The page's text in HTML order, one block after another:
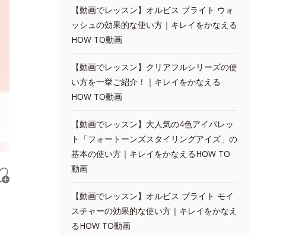
【動画でレッスン】オルビス ブライト ウォ
ッシュの効果的な使い方｜キレイをかなえる
HOW TO動画
【動画でレッスン】クリアフルシリーズの使
い方を一挙ご紹介！｜キレイをかなえる
HOW TO動画
【動画でレッスン】大人気の4色アイパレッ
ト「フォートーンズスタイリングアイズ」の
基本の使い方｜キレイをかなえるHOW TO
動画
【動画でレッスン】オルビス ブライト モイ
スチャーの効果的な使い方｜キレイをかなえ
るHOW TO動画